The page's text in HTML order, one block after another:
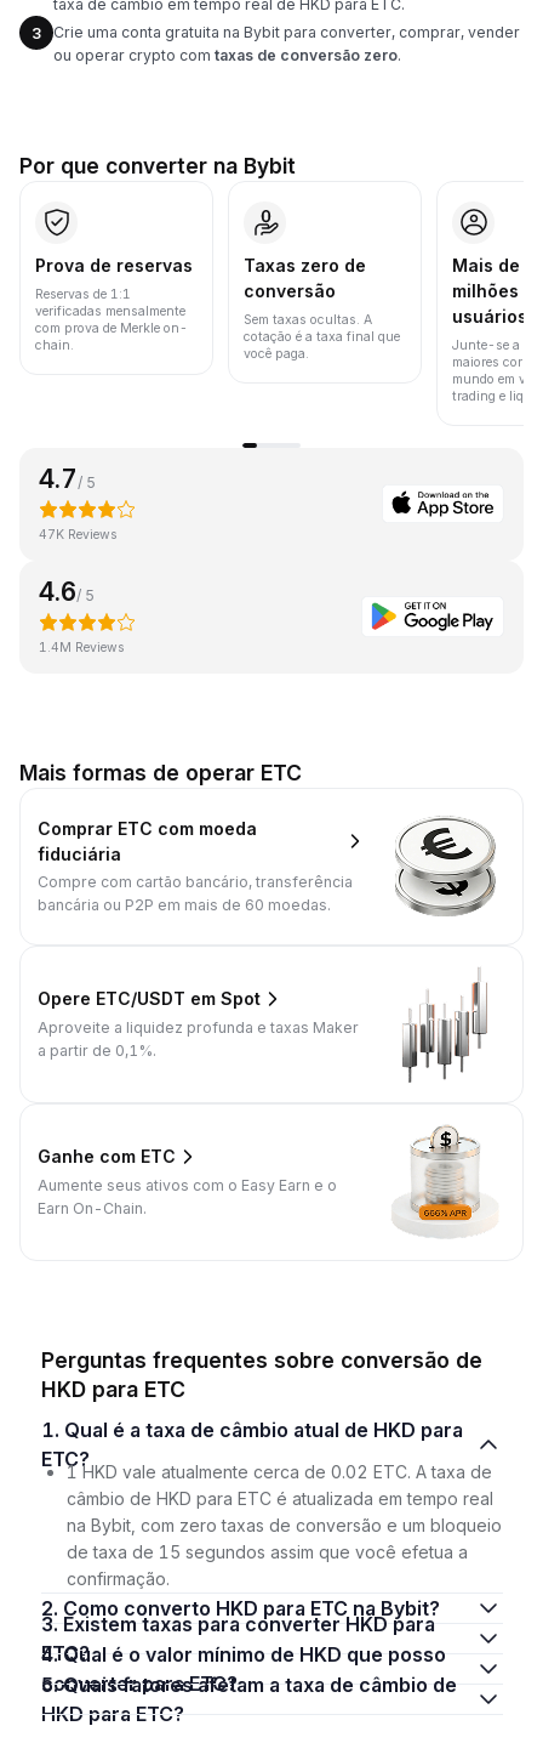
taxa de câmbio em tempo real de HKD para ETC.
3
Crie uma conta gratuita na Bybit para converter, comprar, vender
ou operar crypto com taxas de conversão zero.
Por que converter na Bybit
Prova de reservas
Reservas de 1:1
verificadas mensalmente
com prova de Merkle on-
chain.
Taxas zero de
conversão
Sem taxas ocultas. A
cotação é a taxa final que
você paga.
Mais de
milhões
usuários
Junte-se a
maiores
mundo em
trading e
4.7 / 5
47K Reviews
4.6/ 5
1.4M Reviews
Mais formas de operar ETC
Comprar ETC com moeda
fiduciária
Compre com cartão bancário, transferência
bancária ou P2P em mais de 60 moedas.
Opere ETC/USDT em Spot
Aproveite a liquidez profunda e taxas Maker
a partir de 0,1%.
Ganhe com ETC
Aumente seus ativos com o Easy Earn e o
Earn On-Chain.
Perguntas frequentes sobre conversão de
HKD para ETC
1. Qual é a taxa de câmbio atual de HKD para
ETC?
1 HKD vale atualmente cerca de 0.02 ETC. A taxa de
câmbio de HKD para ETC é atualizada em tempo real
na Bybit, com zero taxas de conversão e um bloqueio
de taxa de 15 segundos assim que você efetua a
confirmação.
2. Como converto HKD para ETC na Bybit?
3. Existem taxas para converter HKD para
ETC?
4. Qual é o valor mínimo de HKD que posso
converter para ETC?
5. Quais fatores afetam a taxa de câmbio de
HKD para ETC?